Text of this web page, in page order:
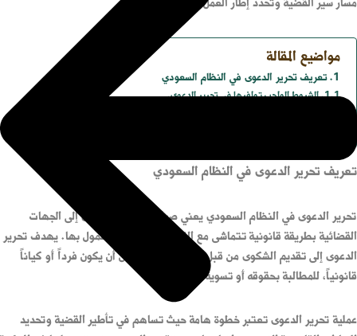
مواضيع المقالة
تعريف تحرير الدعوى في النظام السعودي
الشروط الواجب توافرها في تحرير الدعوى.
تعريف تحرير الدعوى في النظام السعودي
تحرير الدعوى في النظام السعودي يعني صياغة وتقديم الدعوى إلى الجهات
القضائية بطريقة قانونية تتماشى مع القوانين والأنظمة المعمول بها. يهدف تحرير
الدعوى إلى تقديم الشكوى من قبل المدعى، والذي يمكن أن يكون فرداً أو كياناً
قانونياً، للمطالبة بحقوقه أو تسوية نزاع معين.
عملية تحرير الدعوى تعتبر خطوة هامة حيث تساهم في تأطير القضية وتحديد